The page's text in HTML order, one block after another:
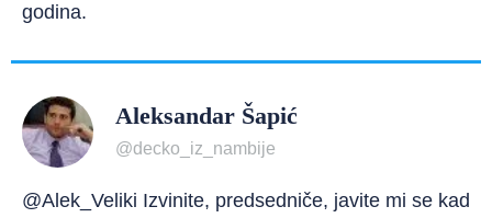
godina.
Aleksandar Šapić
@decko_iz_nambije
@Alek_Veliki Izvinite, predsedniče, javite mi se kad